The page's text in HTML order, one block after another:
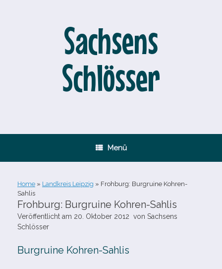
Sachsens
Schlösser
Menü
Home » Landkreis Leipzig » Frohburg: Burgruine Kohren-
Sahlis
Frohburg: Burgruine Kohren-Sahlis
Veröffentlicht am 20. Oktober 2012 von Sachsens
Schlösser
Burgruine Kohren-​Sahlis